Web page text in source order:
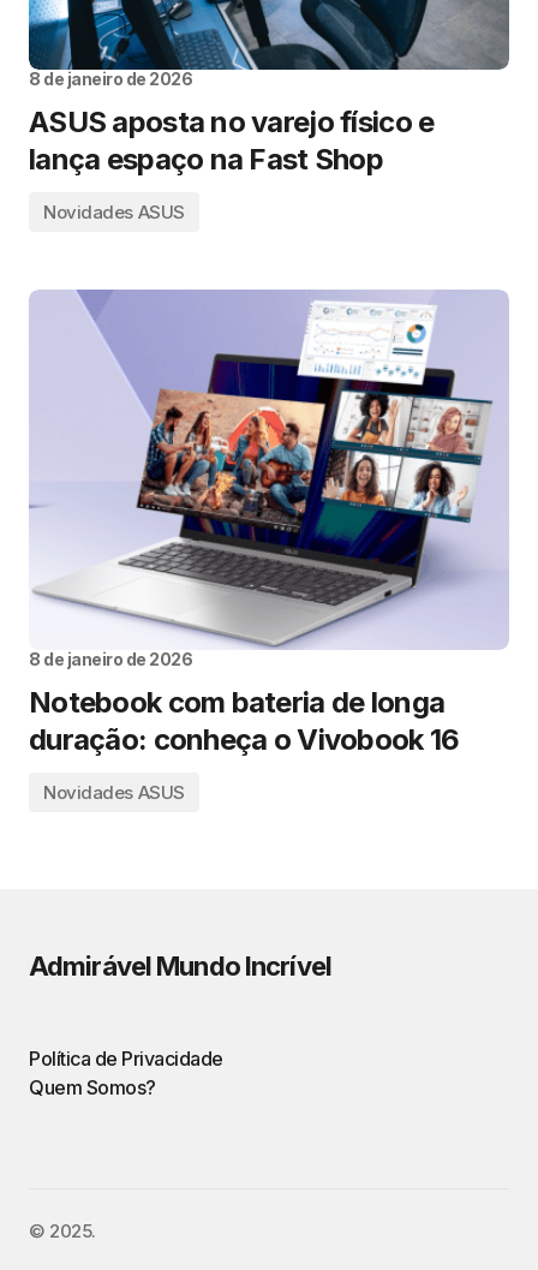
8 de janeiro de 2026
ASUS aposta no varejo físico e
lança espaço na Fast Shop
Novidades ASUS
8 de janeiro de 2026
Notebook com bateria de longa
duração: conheça o Vivobook 16
Novidades ASUS
Admirável Mundo Incrível
Política de Privacidade
Quem Somos?
©️ 2025.